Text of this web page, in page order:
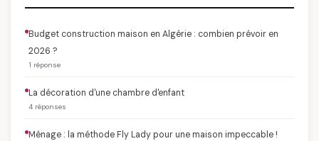
Budget construction maison en Algérie : combien prévoir en
2026 ?
1 réponse
La décoration d'une chambre d'enfant
4 réponses
Ménage : la méthode Fly Lady pour une maison impeccable !